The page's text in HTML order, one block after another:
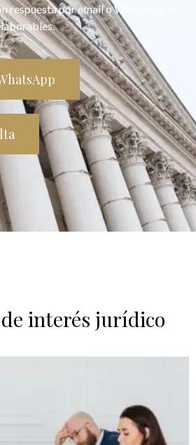
respuesta por email o WhatsApp en
interés jurídico